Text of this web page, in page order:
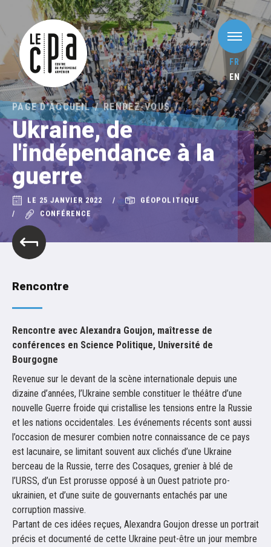
FR
EN
PAGE D'ACCUEIL RENDEZ-VOUS
Ukraine, de
l'indépendance à la
guerre
LE 25 JANVIER 2022
GÉOPOLITIQUE
CONFÉRENCE
Rencontre
Rencontre avec Alexandra Goujon, maîtresse de
conférences en Science Politique, Université de
Bourgogne
Revenue sur le devant de la scène internationale depuis une
dizaine d’années, l’Ukraine semble constituer le théâtre d’une
nouvelle Guerre froide qui cristallise les tensions entre la Russie
et les nations occidentales. Les événements récents sont aussi
l’occasion de mesurer combien notre connaissance de ce pays
est lacunaire, se limitant souvent aux clichés d’une Ukraine
berceau de la Russie, terre des Cosaques, grenier à blé de
l’URSS, d’un Est prorusse opposé à un Ouest patriote pro-
ukrainien, et d’une suite de gouvernants entachés par une
corruption massive.
Partant de ces idées reçues, Alexandra Goujon dresse un portrait
précis et documenté de cette Ukraine peut-être un jour membre